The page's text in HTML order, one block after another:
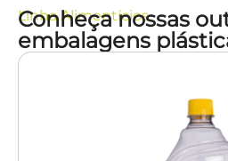
LinhaAlimentícios
Conheça nossas
embalagens